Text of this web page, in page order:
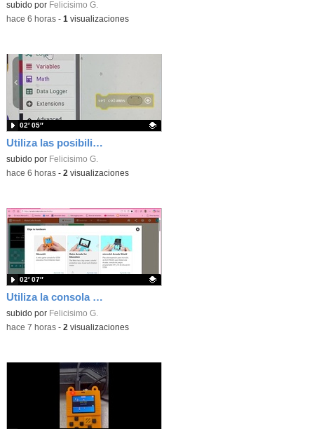
Contenido educativo.
subido por Felicisimo G.
-hace 6 horas- 1 visualizaciones
Utiliza las posibilidades de tu microbit programando com MakeCode para medir temperatura y nivel de luz con Datalogger
Contenido educativo.
subido por Felicisimo G.
02′ 05″
-hace 6 horas- 2 visualizaciones
Utiliza la consola Mewbit de Kittenbot para llevar tus juegos arcade de MakeCode a tu mano
Contenido educativo.
subido por Felicisimo G.
02′ 07″
-hace 7 horas- 2 visualizaciones